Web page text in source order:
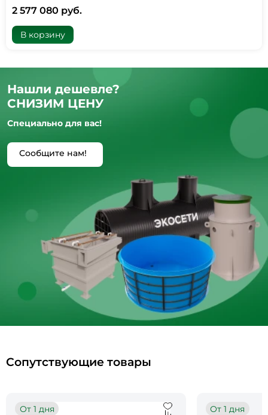
2 577 080 руб.
В корзину
Нашли дешевле?
СНИЗИМ ЦЕНУ
Специально для вас!
Сообщите нам!
Сопутствующие товары
От 1 дня От 1 дня